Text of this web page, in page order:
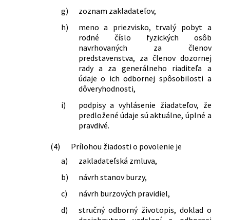
g)
zoznam zakladateľov,
h)
meno a priezvisko, trvalý pobyt a
rodné číslo fyzických osôb
navrhovaných za členov
predstavenstva, za členov dozornej
rady a za generálneho riaditeľa a
údaje o ich odbornej spôsobilosti a
dôveryhodnosti,
i)
podpisy a vyhlásenie žiadateľov, že
predložené údaje sú aktuálne, úplné a
pravdivé.
(4)
Prílohou žiadosti o povolenie je
a)
zakladateľská zmluva,
b)
návrh stanov burzy,
c)
návrh burzových pravidiel,
d)
stručný odborný životopis, doklad o